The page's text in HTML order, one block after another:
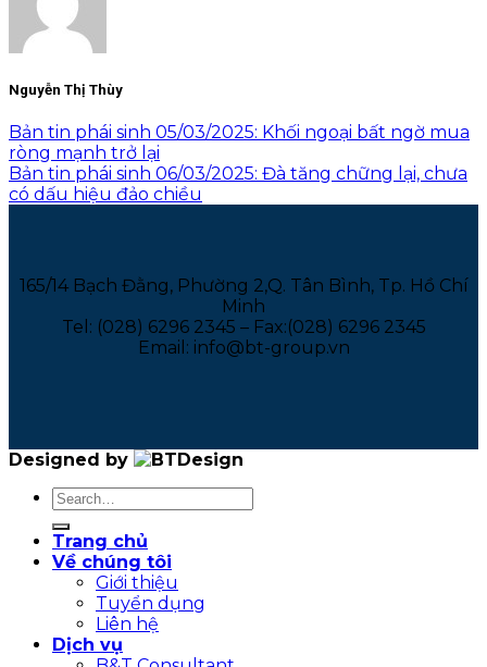
Nguyễn Thị Thùy
Bản tin phái sinh 05/03/2025: Khối ngoại bất ngờ mua
ròng mạnh trở lại
Bản tin phái sinh 06/03/2025: Đà tăng chững lại, chưa
có dấu hiệu đảo chiều
165/14 Bạch Đằng, Phường 2,Q. Tân Bình, Tp. Hồ Chí
Minh
Tel: (028) 6296 2345 – Fax:(028) 6296 2345
Email: info@bt-group.vn
Designed by
Trang chủ
Về chúng tôi
Giới thiệu
Tuyển dụng
Liên hệ
Dịch vụ